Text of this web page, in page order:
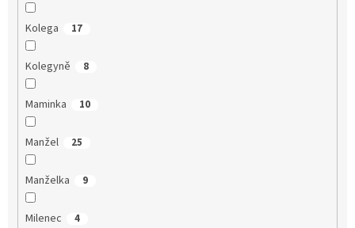
Kolega 17
Kolegyně 8
Maminka 10
Manžel 25
Manželka 9
Milenec 4